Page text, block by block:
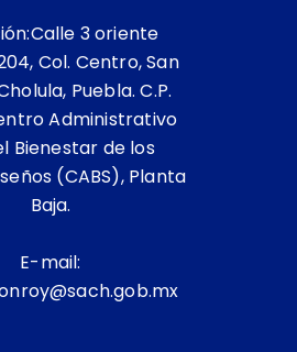
3 oriente
Col. Centro, San
Puebla. C.P.
Administrativo
Bienestar de los
(CABS), Planta
Baja.
E-mail: